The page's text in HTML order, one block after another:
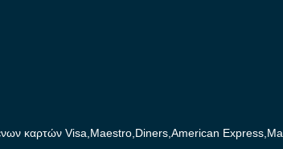
καρτών Visa,Maestro,Diners,American